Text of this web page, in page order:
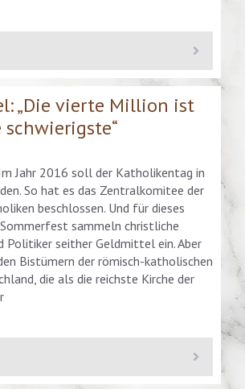
„Die vierte Million ist
Jahr 2016 soll der Katholikentag in
So hat es das Zentralkomitee der
beschlossen. Und für dieses
sammeln christliche
Politiker seither Geldmittel ein. Aber
Bistümern der römisch-katholischen
die als die reichste Kirche der